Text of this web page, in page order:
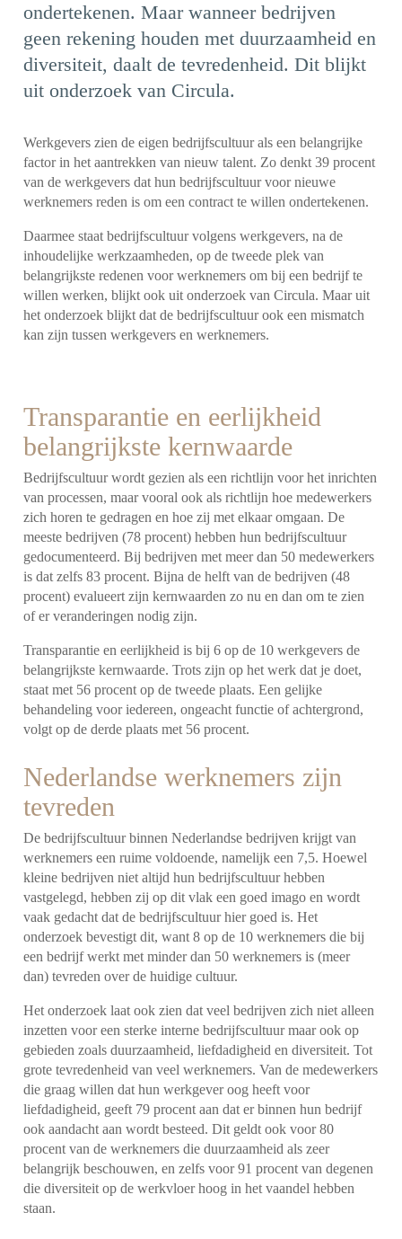
ondertekenen. Maar wanneer bedrijven
geen rekening houden met duurzaamheid en
diversiteit, daalt de tevredenheid. Dit blijkt
uit onderzoek van Circula.
Werkgevers zien de eigen bedrijfscultuur als een belangrijke
factor in het aantrekken van nieuw talent. Zo denkt 39 procent
van de werkgevers dat hun bedrijfscultuur voor nieuwe
werknemers reden is om een contract te willen ondertekenen.
Daarmee staat bedrijfscultuur volgens werkgevers, na de
inhoudelijke werkzaamheden, op de tweede plek van
belangrijkste redenen voor werknemers om bij een bedrijf te
willen werken, blijkt ook uit onderzoek van Circula. Maar uit
het onderzoek blijkt dat de bedrijfscultuur ook een mismatch
kan zijn tussen werkgevers en werknemers.
Transparantie en eerlijkheid
belangrijkste kernwaarde
Bedrijfscultuur wordt gezien als een richtlijn voor het inrichten
van processen, maar vooral ook als richtlijn hoe medewerkers
zich horen te gedragen en hoe zij met elkaar omgaan. De
meeste bedrijven (78 procent) hebben hun bedrijfscultuur
gedocumenteerd. Bij bedrijven met meer dan 50 medewerkers
is dat zelfs 83 procent. Bijna de helft van de bedrijven (48
procent) evalueert zijn kernwaarden zo nu en dan om te zien
of er veranderingen nodig zijn.
Transparantie en eerlijkheid is bij 6 op de 10 werkgevers de
belangrijkste kernwaarde. Trots zijn op het werk dat je doet,
staat met 56 procent op de tweede plaats. Een gelijke
behandeling voor iedereen, ongeacht functie of achtergrond,
volgt op de derde plaats met 56 procent.
Nederlandse werknemers zijn
tevreden
De bedrijfscultuur binnen Nederlandse bedrijven krijgt van
werknemers een ruime voldoende, namelijk een 7,5. Hoewel
kleine bedrijven niet altijd hun bedrijfscultuur hebben
vastgelegd, hebben zij op dit vlak een goed imago en wordt
vaak gedacht dat de bedrijfscultuur hier goed is. Het
onderzoek bevestigt dit, want 8 op de 10 werknemers die bij
een bedrijf werkt met minder dan 50 werknemers is (meer
dan) tevreden over de huidige cultuur.
Het onderzoek laat ook zien dat veel bedrijven zich niet alleen
inzetten voor een sterke interne bedrijfscultuur maar ook op
gebieden zoals duurzaamheid, liefdadigheid en diversiteit. Tot
grote tevredenheid van veel werknemers. Van de medewerkers
die graag willen dat hun werkgever oog heeft voor
liefdadigheid, geeft 79 procent aan dat er binnen hun bedrijf
ook aandacht aan wordt besteed. Dit geldt ook voor 80
procent van de werknemers die duurzaamheid als zeer
belangrijk beschouwen, en zelfs voor 91 procent van degenen
die diversiteit op de werkvloer hoog in het vaandel hebben
staan.